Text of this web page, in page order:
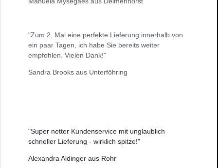
"Zum 2. Mal eine perfekte Lieferung innerhalb von
ein paar Tagen, ich habe Sie bereits weiter
empfohlen. Vielen Dank!"
Sandra Brooks aus Unterföhring
"Super netter Kundenservice mit unglaublich
schneller Lieferung - wirklich spitze!"
Alexandra Aldinger aus Rohr